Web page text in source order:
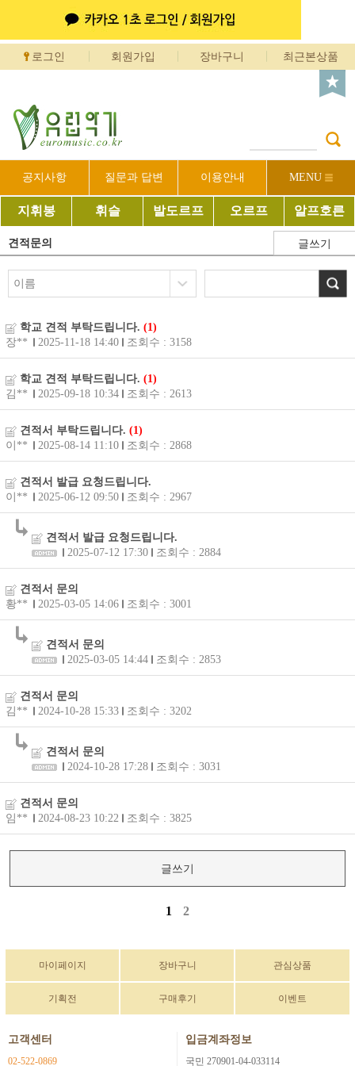
로그인 회원가입 장바구니 최근본상품
공지사항 질문과 답변 이용안내 MENU
지휘봉 휘슬 발도르프 오르프 알프호른
견적문의 글쓰기
학교 견적 부탁드립니다. (1)
장**
2025-11-18 14:40 조회수 : 3158
학교 견적 부탁드립니다. (1)
김**
2025-09-18 10:34 조회수 : 2613
견적서 부탁드립니다. (1)
이**
2025-08-14 11:10 조회수 : 2868
견적서 발급 요청드립니다.
이**
2025-06-12 09:50 조회수 : 2967
견적서 발급 요청드립니다.
2025-07-12 17:30
조회수 : 2884
견적서 문의
황**
2025-03-05 14:06 조회수 : 3001
견적서 문의
2025-03-05 14:44
조회수 : 2853
견적서 문의
김**
2024-10-28 15:33 조회수 : 3202
견적서 문의
2024-10-28 17:28
조회수 : 3031
견적서 문의
임**
2024-08-23 10:22 조회수 : 3825
글쓰기
1 2
마이페이지 장바구니 관심상품
기획전 구매후기 이벤트
고객센터
02-522-0869
입금계좌정보
국민 270901-04-033114